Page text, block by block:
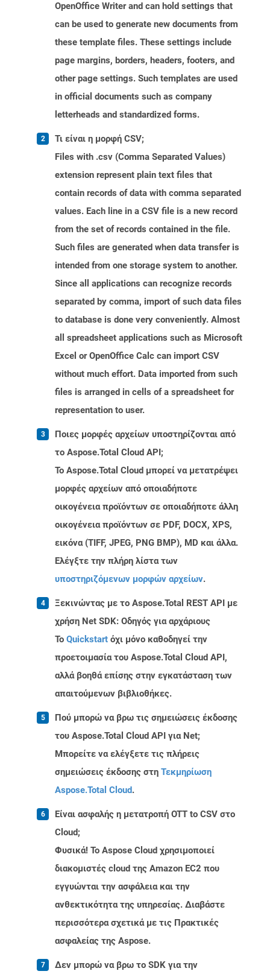
OpenOffice Writer and can hold settings that
can be used to generate new documents from
these template files. These settings include
page margins, borders, headers, footers, and
other page settings. Such templates are used
in official documents such as company
letterheads and standardized forms.
Τι είναι η μορφή CSV;
Files with .csv (Comma Separated Values)
extension represent plain text files that
contain records of data with comma separated
values. Each line in a CSV file is a new record
from the set of records contained in the file.
Such files are generated when data transfer is
intended from one storage system to another.
Since all applications can recognize records
separated by comma, import of such data files
to database is done very conveniently. Almost
all spreadsheet applications such as Microsoft
Excel or OpenOffice Calc can import CSV
without much effort. Data imported from such
files is arranged in cells of a spreadsheet for
representation to user.
Ποιες μορφές αρχείων υποστηρίζονται από
το Aspose.Total Cloud API;
Το Aspose.Total Cloud μπορεί να μετατρέψει
μορφές αρχείων από οποιαδήποτε
οικογένεια προϊόντων σε οποιαδήποτε άλλη
οικογένεια προϊόντων σε PDF, DOCX, XPS,
εικόνα (TIFF, JPEG, PNG BMP), MD και άλλα.
Ελέγξτε την πλήρη λίστα των
υποστηριζόμενων μορφών αρχείων.
Ξεκινώντας με το Aspose.Total REST API με
χρήση Net SDK: Οδηγός για αρχάριους
Το Quickstart όχι μόνο καθοδηγεί την
προετοιμασία του Aspose.Total Cloud API,
αλλά βοηθά επίσης στην εγκατάσταση των
απαιτούμενων βιβλιοθήκες.
Πού μπορώ να βρω τις σημειώσεις έκδοσης
του Aspose.Total Cloud API για Net;
Μπορείτε να ελέγξετε τις πλήρεις
σημειώσεις έκδοσης στη Τεκμηρίωση
Aspose.Total Cloud.
Είναι ασφαλής η μετατροπή OTT to CSV στο
Cloud;
Φυσικά! Το Aspose Cloud χρησιμοποιεί
διακομιστές cloud της Amazon EC2 που
εγγυώνται την ασφάλεια και την
ανθεκτικότητα της υπηρεσίας. Διαβάστε
περισσότερα σχετικά με τις Πρακτικές
ασφαλείας της Aspose.
Δεν μπορώ να βρω το SDK για την